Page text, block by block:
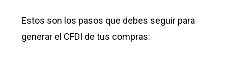
Estos son los pasos que debes seguir para
generar el CFDI de tus compras: